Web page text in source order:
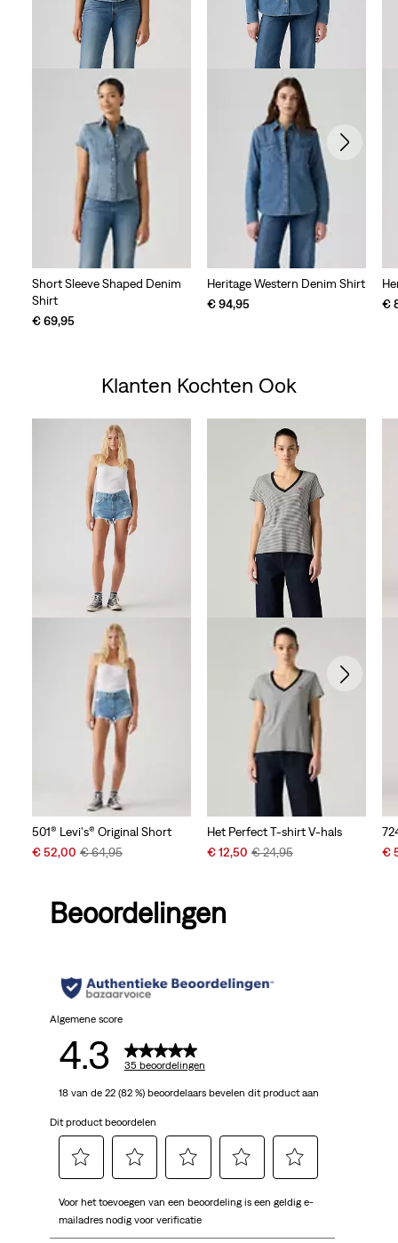
Short Sleeve Shaped Denim
Shirt
€ 69,95
Heritage Western Denim Shirt
€ 94,95
€
Klanten Kochten Ook
501® Levi's® Original Short
Sale
€ 52,00 Original
€ 64,95
Het Perfect T-shirt V-hals
Sale
€ 12,50 Original
€ 24,95 €
Beoordelingen
Algemene score
4.3 35 beoordelingen
18 van de 22 (82 %) beoordelaars bevelen dit product aan
Dit product beoordelen
om
het
om
het
om
het
om
om
Voor het toevoegen van een beoordeling is een geldig e-
mailadres nodig voor verificatie